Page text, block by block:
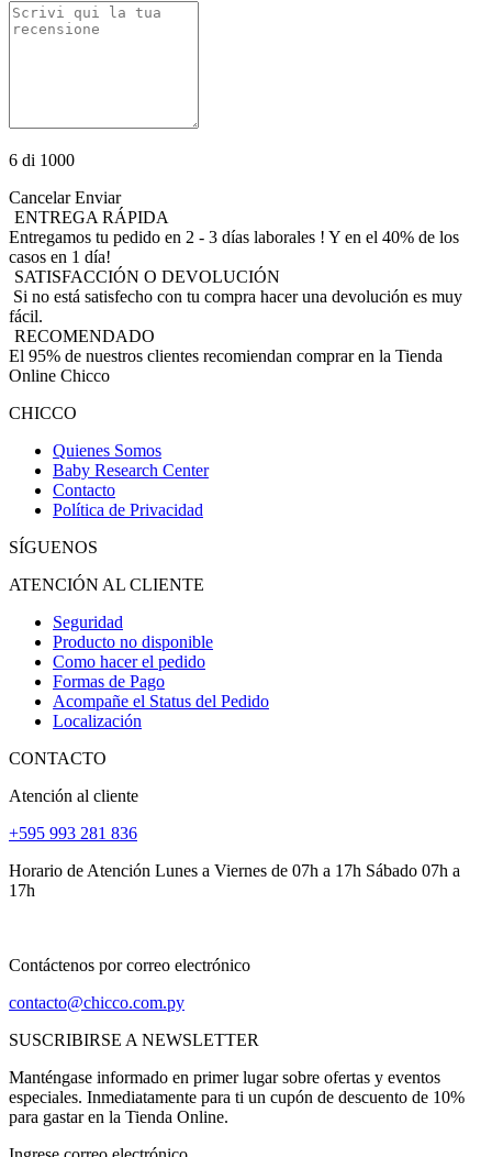
6 di 1000
Cancelar Enviar
ENTREGA RÁPIDA
Entregamos tu pedido en 2 - 3 días laborales ! Y en el 40% de los
casos en 1 día!
SATISFACCIÓN O DEVOLUCIÓN
Si no está satisfecho con tu compra hacer una devolución es muy
fácil.
RECOMENDADO
El 95% de nuestros clientes recomiendan comprar en la Tienda
Online Chicco
CHICCO
Quienes Somos
Baby Research Center
Contacto
Política de Privacidad
SÍGUENOS
ATENCIÓN AL CLIENTE
Seguridad
Producto no disponible
Como hacer el pedido
Formas de Pago
Acompañe el Status del Pedido
Localización
CONTACTO
Atención al cliente
+595 993 281 836
Horario de Atención Lunes a Viernes de 07h a 17h Sábado 07h a
17h
Contáctenos por correo electrónico
contacto@chicco.com.py
SUSCRIBIRSE A NEWSLETTER
Manténgase informado en primer lugar sobre ofertas y eventos
especiales. Inmediatamente para ti un cupón de descuento de 10%
para gastar en la Tienda Online.